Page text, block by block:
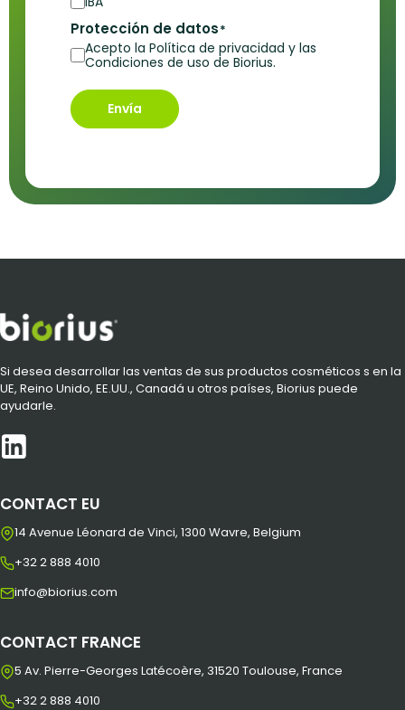
Protección de datos*
Acepto la Política de privacidad y las
Condiciones de uso de Biorius.
Envía
Si desea desarrollar las ventas de sus productos cosméticos s en la
UE, Reino Unido, EE.UU., Canadá u otros países, Biorius puede
ayudarle.
CONTACT EU
14 Avenue Léonard de Vinci, 1300 Wavre, Belgium
+32 2 888 4010
info@biorius.com
CONTACT FRANCE
5 Av. Pierre-Georges Latécoère, 31520 Toulouse, France
+32 2 888 4010